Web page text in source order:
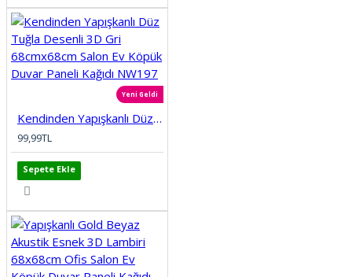
Yeni Geldi
Kendinden Yapışkanlı Düz Tuğla Desenli 3D Gri 68cmx68cm Salon Ev Köpük Duvar Paneli Kağıdı NW197
99,99TL
Sepete Ekle